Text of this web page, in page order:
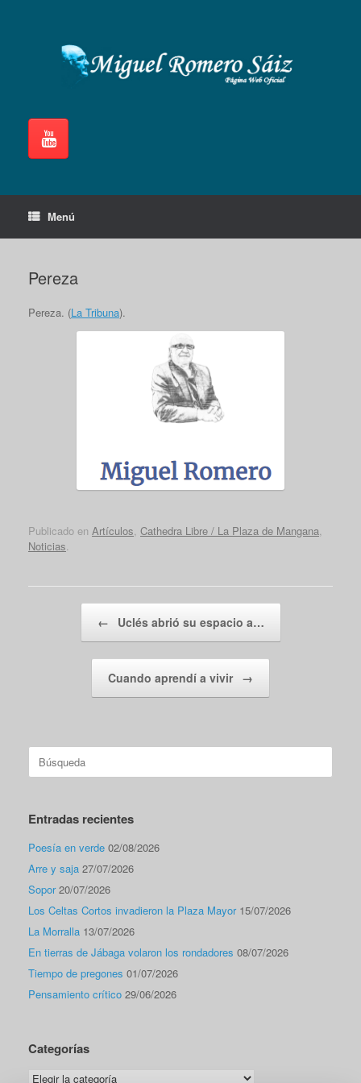
Menú
Pereza
Pereza. (La Tribuna).
Publicado en Artículos Cathedra Libre / La Plaza de Mangana
Noticias
← Uclés abrió su espacio a…
Cuando aprendí a vivir →
Buscar:
Entradas recientes
Poesía en verde 02/08/2026
Arre y saja 27/07/2026
Sopor 20/07/2026
Los Celtas Cortos invadieron la Plaza Mayor 15/07/2026
La Morralla 13/07/2026
En tierras de Jábaga volaron los rondadores 08/07/2026
Tiempo de pregones 01/07/2026
Pensamiento crítico 29/06/2026
Categorías
Categorías